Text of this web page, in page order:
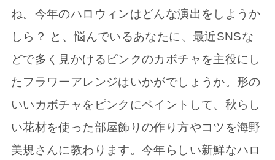
ね。今年のハロウィンはどんな演出をしようか
しら？ と、悩んでいるあなたに、最近SNSな
どで多く見かけるピンクのカボチャを主役にし
たフラワーアレンジはいかがでしょうか。形の
いいカボチャをピンクにペイントして、秋らし
い花材を使った部屋飾りの作り方やコツを海野
美規さんに教わります。今年らしい新鮮なハロ